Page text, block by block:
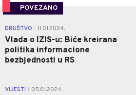
POVEZANO
DRUŠTVO 11.01.2024.
Vlada o IZIS-u: Biće kreirana
politika informacione
bezbjednosti u RS
VIJESTI 05.01.2024.